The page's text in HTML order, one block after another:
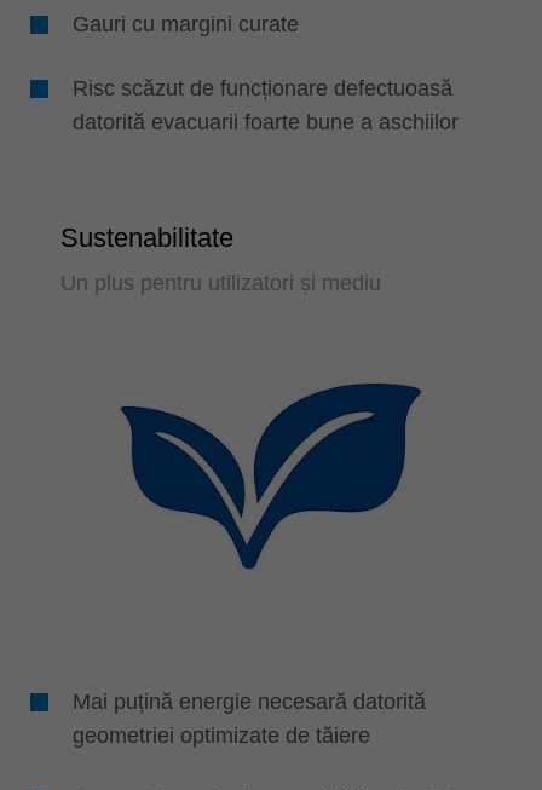
Gauri cu margini curate
Risc scăzut de funcționare defectuoasă
datorită evacuarii foarte bune a aschiilor
Sustenabilitate
Un plus pentru utilizatori și mediu
Mai puțină energie necesară datorită
geometriei optimizate de tăiere